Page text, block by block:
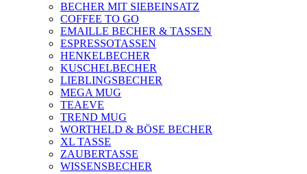
BECHER MIT SIEBEINSATZ
COFFEE TO GO
EMAILLE BECHER & TASSEN
ESPRESSOTASSEN
HENKELBECHER
KUSCHELBECHER
LIEBLINGSBECHER
MEGA MUG
TEAEVE
TREND MUG
WORTHELD & BÖSE BECHER
XL TASSE
ZAUBERTASSE
WISSENSBECHER